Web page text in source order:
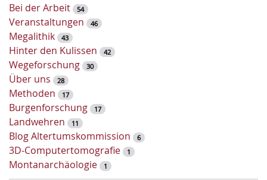
s
s
e
l
w
o
r
t
-
S
u
c
Bei der Arbeit 54
Veranstaltungen 46
Megalithik 43
Hinter den Kulissen 42
Wegeforschung 30
Über uns 28
Methoden 17
Burgenforschung 17
Landwehren 11
Blog Altertumskommission 6
3D-Computertomografie 1
Montanarchäologie 1